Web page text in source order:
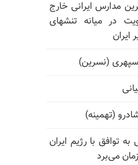
مدارس ایرانی خارج
در میانه تنشهای
ایران
(نسرین)
(تهمینه)
توافق با رژیم ایران
می‌برد